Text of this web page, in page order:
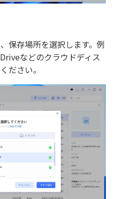
保存場所を選択します。例
などのクラウドディス
ださい。